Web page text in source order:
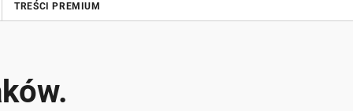
TREŚCI PREMIUM